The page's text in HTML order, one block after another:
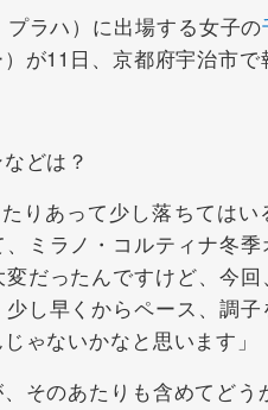
ラハ）に出場する女子の
が11日、京都府宇治市で
どは？
りあって少し落ちてはい
ミラノ・コルティナ冬
だったんですけど、今
し早くからペース、調
ゃないかなと思います」
そのあたりも含めてどう